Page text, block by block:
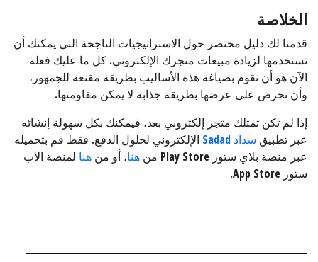
الخلاصة
قدمنا لك دليل مختصر حول الاستراتيجيات الناجحة التي يمكنك أن
تستخدمها لزيادة مبيعات متجرك الإلكتروني. كل ما عليك فعله
الآن هو أن تقوم بصياغة هذه الأساليب بطريقة مقنعة للجمهور،
وأن تحرص على عرضها بطريقة جذابة لا يمكن مقاومتها.
إذا لم تكن تمتلك متجر إلكتروني بعد، فيمكنك بكل سهولة إنشائه
عبر تطبيق سداد Sadad
الإلكتروني لحلول الدفع. فقط قم بتحميله
عبر منصة بلاي ستور Play Store من
هنا، أو من هنا لمنصة الآب
ستور App Store.